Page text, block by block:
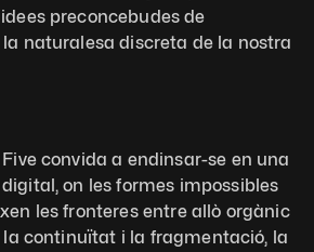
preconcebudes de
la naturalesa discreta de la nostra
Five convida a endinsar-se en una
on les formes impossibles
les fronteres entre allò orgànic
la continuïtat i la fragmentació, la